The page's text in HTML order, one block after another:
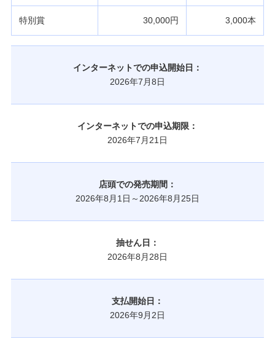
特別賞 30,000円 3,000本
インターネットでの申込開始日：
2026年7月8日
インターネットでの申込期限：
2026年7月21日
店頭での発売期間：
2026年8月1日～2026年8月25日
抽せん日：
2026年8月28日
支払開始日：
2026年9月2日